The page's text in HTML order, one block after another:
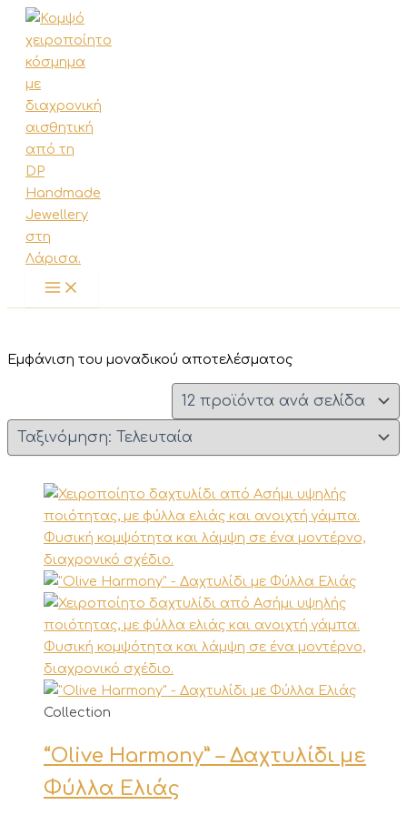
Μετάβαση
στο
περιεχόμενο
Εμφάνιση του μοναδικού αποτελέσματος
Collection
“Olive Harmony” – Δαχτυλίδι με
Φύλλα Ελιάς
Αυτό
προϊόν
έχει
πολλαπλές